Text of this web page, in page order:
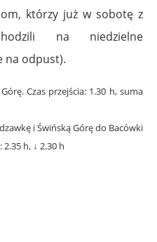
którzy już w sobotę z
na niedzielne
na odpust).
Czas przejścia: 1.30 h, suma
iŚwińską Górędo Bacówki
2.35 h, ↓ 2.30 h